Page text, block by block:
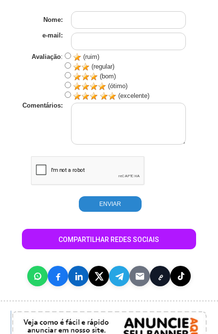
Nome:
e-mail:
Avaliação:
(ruim)
(regular)
(bom)
(ótimo)
(excelente)
Comentários:
COMPARTILHAR REDES SOCIAIS